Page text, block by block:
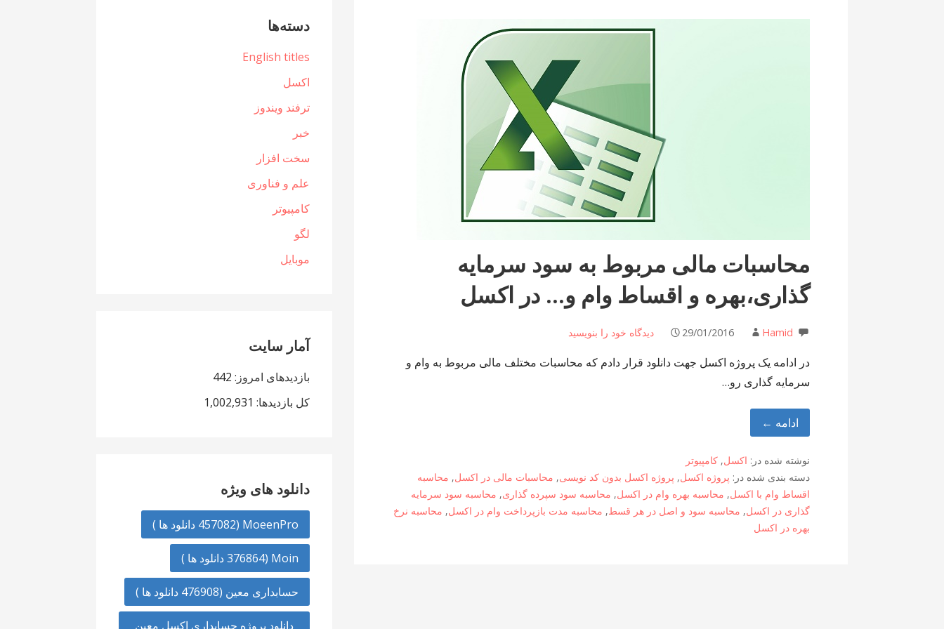
محاسبات مالی مربوط به سود سرمایه
گذاری،بهره و اقساط وام و… در اکسل
29/01/2016 Hamid دیدگاه خود را بنویسید
در ادامه یک پروژه اکسل جهت دانلود قرار دادم که محاسبات مختلف مالی مربوط به وام و
سرمایه گذاری رو…
ادامه ←
نوشته شده در: اکسل,کامپیوتر
دسته بندی شده در: پروژه اکسل, پروژه اکسل بدون کد نویسی, محاسبات مالی در اکسل, محاسبه
اقساط وام با اکسل, محاسبه بهره وام در اکسل, محاسبه سود سپرده گذاری, محاسبه سود سرمایه
گذاری در اکسل, محاسبه سود و اصل در هر قسط, محاسبه مدت بازپرداخت وام در اکسل, محاسبه نرخ
بهره در اکسل
دسته‌ها
English titles
اکسل
ترفند ویندوز
خبر
سخت افزار
علم و فناوری
کامپیوتر
لگو
موبایل
آمار سایت
بازدیدهای امروز: 442
کل بازدیدها: 1,002,931
دانلود های ویژه
MoeenPro (457082 دانلود ها )
Moin (376864 دانلود ها )
حسابداری معین (476908 دانلود ها )
دانلود پروژه حسابداری اکسل معین